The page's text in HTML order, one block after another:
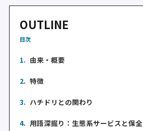
OUTLINE
目次
1. 由来・概要
2. 特徴
3. ハチドリとの関わり
4. 用語深掘り：生態系サービスと保全